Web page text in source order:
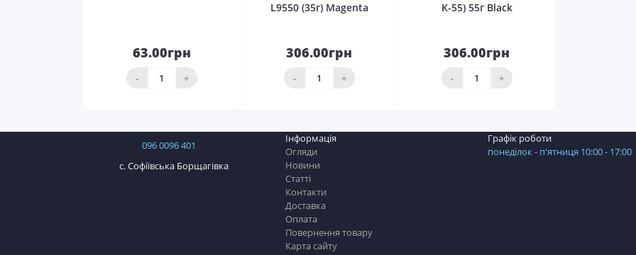
63.00грн
- +
кошика
L9550 (35г) Magenta
306.00грн
- +
До
кошика
K-55) 55г Black
306.00грн
- +
До
кошика
096 0096 401
с. Софіївська Борщагівка
Інформація
Огляди
Новини
Статті
Контакти
Доставка
Оплата
Повернення товару
Карта сайту
Графік роботи
понеділок - п'ятниця 10:00 - 17:00